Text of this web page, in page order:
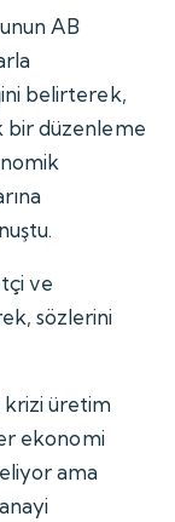
AB
belirterek,
bir düzenleme
ve
sözlerini
krizi üretim
ekonomi
ama